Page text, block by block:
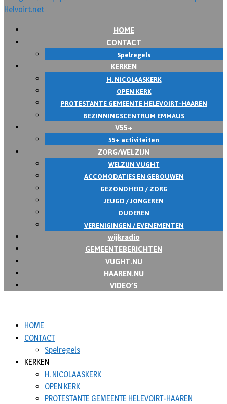
HOME
CONTACT
Spelregels
KERKEN
H. NICOLAASKERK
OPEN KERK
PROTESTANTE GEMEENTE HELEVOIRT-HAAREN
BEZINNINGSCENTRUM EMMAUS
V55+
55+ activiteiten
ZORG/WELZIJN
WELZIJN VUGHT
ACCOMODATIES EN GEBOUWEN
GEZONDHEID / ZORG
JEUGD / JONGEREN
OUDEREN
VERENIGINGEN / EVENEMENTEN
wijkradio
GEMEENTEBERICHTEN
VUGHT.NU
HAAREN.NU
VIDEO’S
HOME
CONTACT
Spelregels
KERKEN
H. NICOLAASKERK
OPEN KERK
PROTESTANTE GEMEENTE HELEVOIRT-HAAREN